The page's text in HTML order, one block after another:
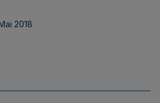
2018